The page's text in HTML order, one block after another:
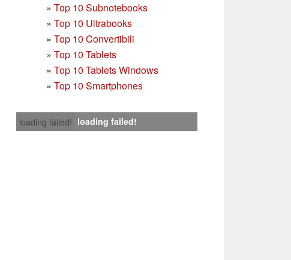
» Top 10 Subnotebooks
» Top 10 Ultrabooks
» Top 10 Convertibili
» Top 10 Tablets
» Top 10 Tablets Windows
» Top 10 Smartphones
loading failed! loading failed!